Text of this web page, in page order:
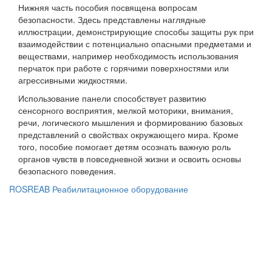
Нижняя часть пособия посвящена вопросам
безопасности. Здесь представлены наглядные
иллюстрации, демонстрирующие способы защиты рук при
взаимодействии с потенциально опасными предметами и
веществами, например необходимость использования
перчаток при работе с горячими поверхностями или
агрессивными жидкостями.
Использование панели способствует развитию
сенсорного восприятия, мелкой моторики, внимания,
речи, логического мышления и формированию базовых
представлений о свойствах окружающего мира. Кроме
того, пособие помогает детям осознать важную роль
органов чувств в повседневной жизни и освоить основы
безопасного поведения.
ROSREAB Реабилитационное оборудование